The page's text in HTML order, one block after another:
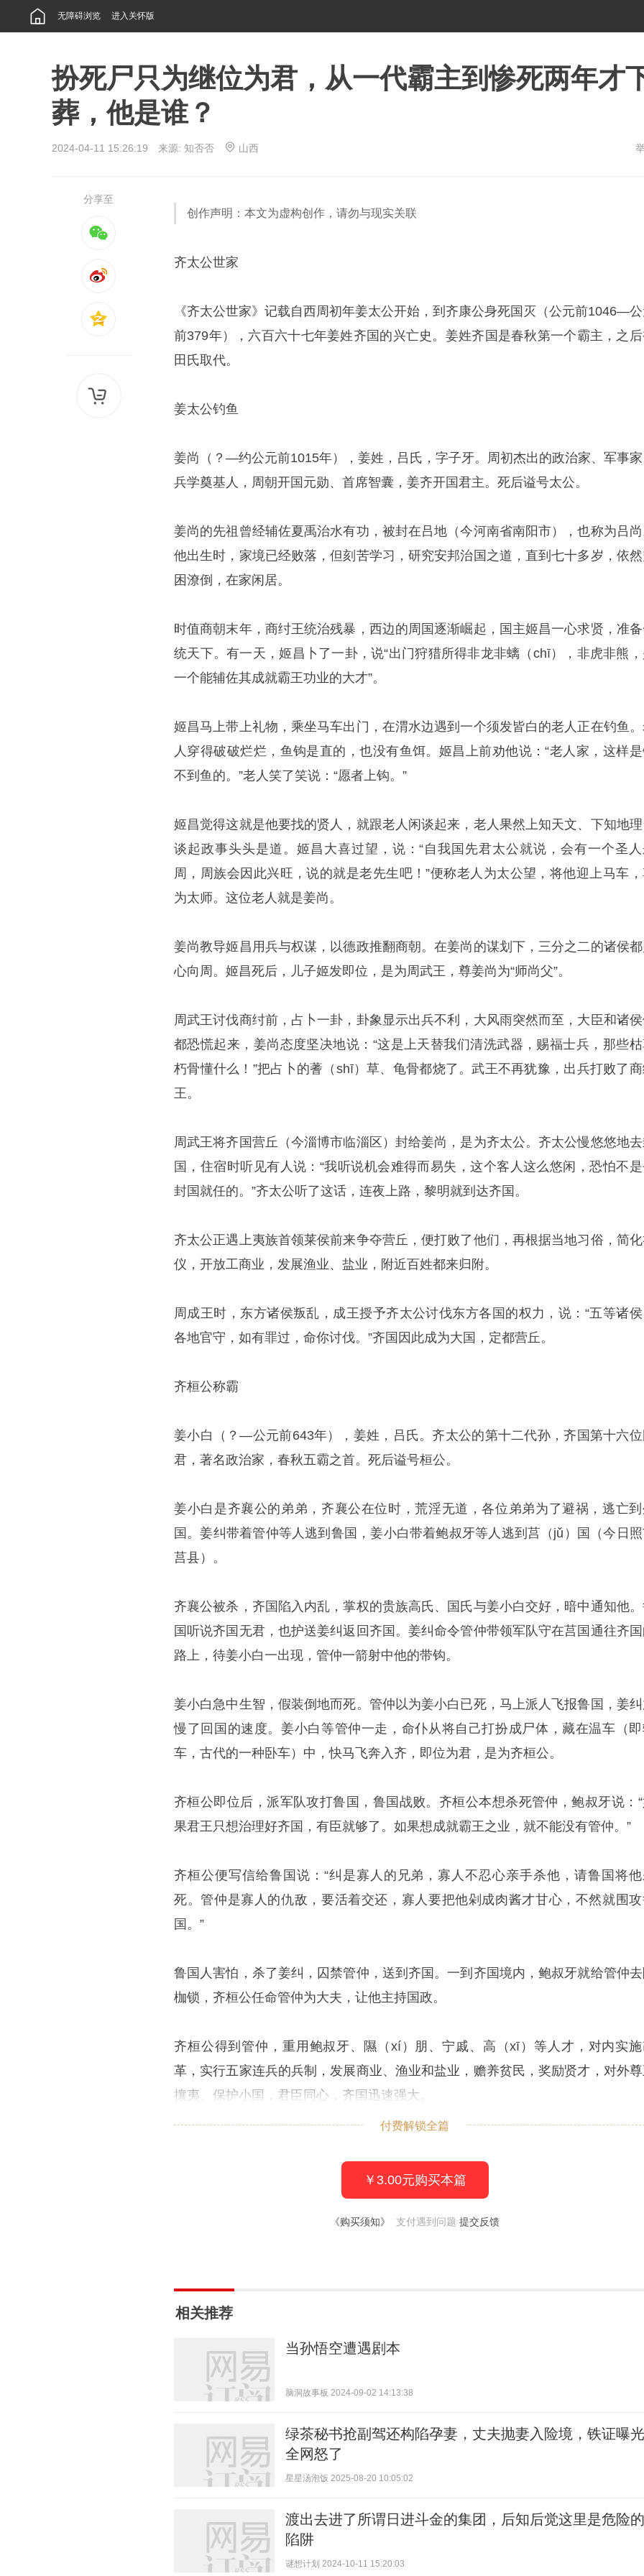
无障碍浏览 进入关怀版
扮死尸只为继位为君，从一代霸主到惨死两年才
葬，他是谁？
2024-04-11 15:26:19 来源: 知否否 山西
分享至
创作声明：本文为虚构创作，请勿与现实关联
齐太公世家
《齐太公世家》记载自西周初年姜太公开始，到齐康公身死国灭（公元前1046—
前379年），六百六十七年姜姓齐国的兴亡史。姜姓齐国是春秋第一个霸主，之
田氏取代。
姜太公钓鱼
姜尚（？—约公元前1015年），姜姓，吕氏，字子牙。周初杰出的政治家、军事家
兵学奠基人，周朝开国元勋、首席智囊，姜齐开国君主。死后谥号太公。
姜尚的先祖曾经辅佐夏禹治水有功，被封在吕地（今河南省南阳市），也称为吕尚
他出生时，家境已经败落，但刻苦学习，研究安邦治国之道，直到七十多岁，依
困潦倒，在家闲居。
时值商朝末年，商纣王统治残暴，西边的周国逐渐崛起，国主姬昌一心求贤，准
统天下。有一天，姬昌卜了一卦，说“出门狩猎所得非龙非螭（chī），非虎非熊
一个能辅佐其成就霸王功业的大才”。
姬昌马上带上礼物，乘坐马车出门，在渭水边遇到一个须发皆白的老人正在钓鱼
人穿得破破烂烂，鱼钩是直的，也没有鱼饵。姬昌上前劝他说：“老人家，这样
不到鱼的。”老人笑了笑说：“愿者上钩。”
姬昌觉得这就是他要找的贤人，就跟老人闲谈起来，老人果然上知天文、下知地理
谈起政事头头是道。姬昌大喜过望，说：“自我国先君太公就说，会有一个圣
周，周族会因此兴旺，说的就是老先生吧！”便称老人为太公望，将他迎上马车
为太师。这位老人就是姜尚。
姜尚教导姬昌用兵与权谋，以德政推翻商朝。在姜尚的谋划下，三分之二的诸侯都
心向周。姬昌死后，儿子姬发即位，是为周武王，尊姜尚为“师尚父”。
周武王讨伐商纣前，占卜一卦，卦象显示出兵不利，大风雨突然而至，大臣和诸侯
都恐慌起来，姜尚态度坚决地说：“这是上天替我们清洗武器，赐福士兵，那些
朽骨懂什么！”把占卜的蓍（shī）草、龟骨都烧了。武王不再犹豫，出兵打败了
王。
周武王将齐国营丘（今淄博市临淄区）封给姜尚，是为齐太公。齐太公慢悠悠地
国，住宿时听见有人说：“我听说机会难得而易失，这个客人这么悠闲，恐怕不
封国就任的。”齐太公听了这话，连夜上路，黎明就到达齐国。
齐太公正遇上夷族首领莱侯前来争夺营丘，便打败了他们，再根据当地习俗，简
仪，开放工商业，发展渔业、盐业，附近百姓都来归附。
周成王时，东方诸侯叛乱，成王授予齐太公讨伐东方各国的权力，说：“五等诸侯
各地官守，如有罪过，命你讨伐。”齐国因此成为大国，定都营丘。
齐桓公称霸
姜小白（？—公元前643年），姜姓，吕氏。齐太公的第十二代孙，齐国第十六位
君，著名政治家，春秋五霸之首。死后谥号桓公。
姜小白是齐襄公的弟弟，齐襄公在位时，荒淫无道，各位弟弟为了避祸，逃亡
国。姜纠带着管仲等人逃到鲁国，姜小白带着鲍叔牙等人逃到莒（jǔ）国（今日
莒县）。
齐襄公被杀，齐国陷入内乱，掌权的贵族高氏、国氏与姜小白交好，暗中通知他
国听说齐国无君，也护送姜纠返回齐国。姜纠命令管仲带领军队守在莒国通往齐
路上，待姜小白一出现，管仲一箭射中他的带钩。
姜小白急中生智，假装倒地而死。管仲以为姜小白已死，马上派人飞报鲁国，姜
慢了回国的速度。姜小白等管仲一走，命仆从将自己打扮成尸体，藏在温车（即
车，古代的一种卧车）中，快马飞奔入齐，即位为君，是为齐桓公。
齐桓公即位后，派军队攻打鲁国，鲁国战败。齐桓公本想杀死管仲，鲍叔牙说：
果君王只想治理好齐国，有臣就够了。如果想成就霸王之业，就不能没有管仲。”
齐桓公便写信给鲁国说：“纠是寡人的兄弟，寡人不忍心亲手杀他，请鲁国将
死。管仲是寡人的仇敌，要活着交还，寡人要把他剁成肉酱才甘心，不然就围
国。”
鲁国人害怕，杀了姜纠，囚禁管仲，送到齐国。一到齐国境内，鲍叔牙就给管仲
枷锁，齐桓公任命管仲为大夫，让他主持国政。
齐桓公得到管仲，重用鲍叔牙、隰（xí）朋、宁戚、高（xī）等人才，对内实施
革，实行五家连兵的兵制，发展商业、渔业和盐业，赡养贫民，奖励贤才，对外
攘夷、保护小国，君臣同心，齐国迅速强大。
付费解锁全篇
￥3.00元购买本篇
《购买须知》 支付遇到问题 提交反馈
相关推荐
当孙悟空遭遇剧本
脑洞故事板 2024-09-02 14:13:38
绿茶秘书抢副驾还构陷孕妻，丈夫抛妻入险境，铁证曝光
全网怒了
星星汤泡饭 2025-08-20 10:05:02
渡出去进了所谓日进斗金的集团，后知后觉这里是危险的
陷阱
谜想计划 2024-10-11 15:20:03